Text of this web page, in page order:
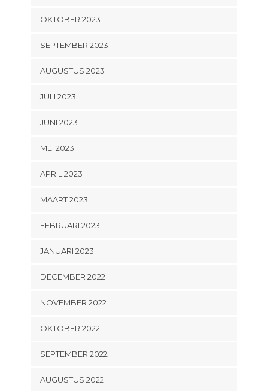
OKTOBER 2023
SEPTEMBER 2023
AUGUSTUS 2023
JULI 2023
JUNI 2023
MEI 2023
APRIL 2023
MAART 2023
FEBRUARI 2023
JANUARI 2023
DECEMBER 2022
NOVEMBER 2022
OKTOBER 2022
SEPTEMBER 2022
AUGUSTUS 2022